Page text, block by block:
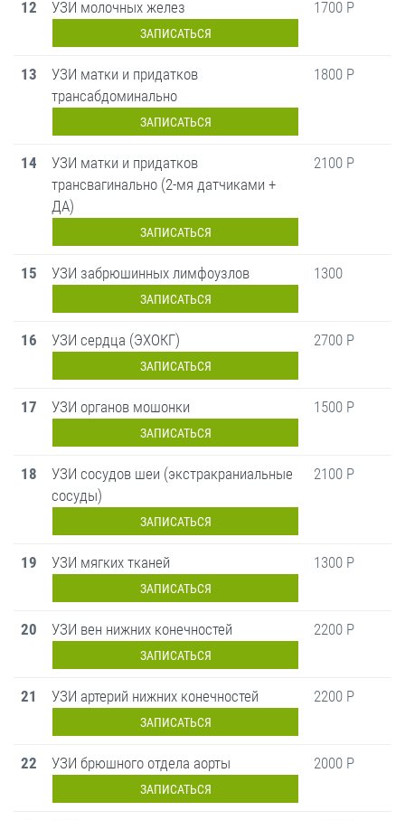
12 УЗИ молочных желез
ЗАПИСАТЬСЯ
1700 Р
13
УЗИ матки и придатков
трансабдоминально
ЗАПИСАТЬСЯ
1800 Р
14
УЗИ матки и придатков
трансвагинально (2-мя датчиками +
ДА)
ЗАПИСАТЬСЯ
2100 Р
15 УЗИ забрюшинных лимфоузлов
ЗАПИСАТЬСЯ
1300
16 УЗИ сердца (ЭХОКГ)
ЗАПИСАТЬСЯ
2700 Р
17 УЗИ органов мошонки
ЗАПИСАТЬСЯ
1500 Р
18
УЗИ сосудов шеи (экстракраниальные
сосуды)
ЗАПИСАТЬСЯ
2100 Р
19 УЗИ мягких тканей
ЗАПИСАТЬСЯ
1300 Р
20 УЗИ вен нижних конечностей
ЗАПИСАТЬСЯ
2200 Р
21 УЗИ артерий нижних конечностей
ЗАПИСАТЬСЯ
2200 Р
22 УЗИ брюшного отдела аорты
ЗАПИСАТЬСЯ
2000 Р